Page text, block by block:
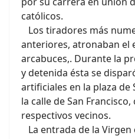
católicos.
Los tiradores más
anteriores, atronaban el
arcabuces,. Durante la
y detenida ésta se
artificiales en la plaza de
la calle de San
respectivos vecinos.
La entrada de la Virgen